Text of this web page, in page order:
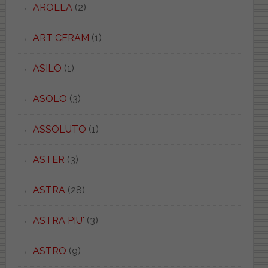
AROLLA(2)
ART CERAM (1)
ASILO (1)
ASOLO (3)
ASSOLUTO (1)
ASTER (3)
ASTRA(28)
ASTRA PIU' (3)
ASTRO (9)